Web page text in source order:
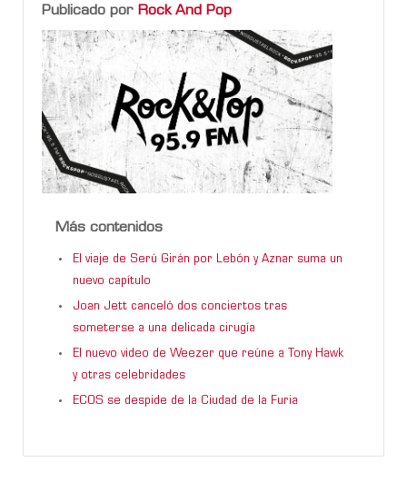
Publicado por Rock And Pop
Más contenidos
El viaje de Serú Girán por Lebón y Aznar suma un
nuevo capítulo
Joan Jett canceló dos conciertos tras
someterse a una delicada cirugía
El nuevo video de Weezer que reúne a Tony Hawk
y otras celebridades
ECOS se despide de la Ciudad de la Furia